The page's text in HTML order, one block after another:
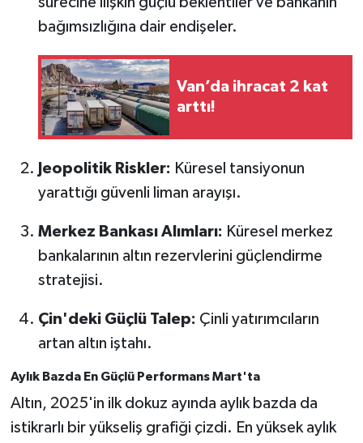
bağımsızlığına dair endişeler.
Van’da ihracat 2 kat
arttı!
Jeopolitik Riskler: Küresel tansiyonun
yarattığı güvenli liman arayışı.
Merkez Bankası Alımları: Küresel merkez
bankalarının altın rezervlerini güçlendirme
stratejisi.
Çin'deki Güçlü Talep: Çinli yatırımcıların
artan altın iştahı.
Aylık Bazda En Güçlü Performans Mart'ta
Altın, 2025'in ilk dokuz ayında aylık bazda da
istikrarlı bir yükseliş grafiği çizdi. En yüksek aylık